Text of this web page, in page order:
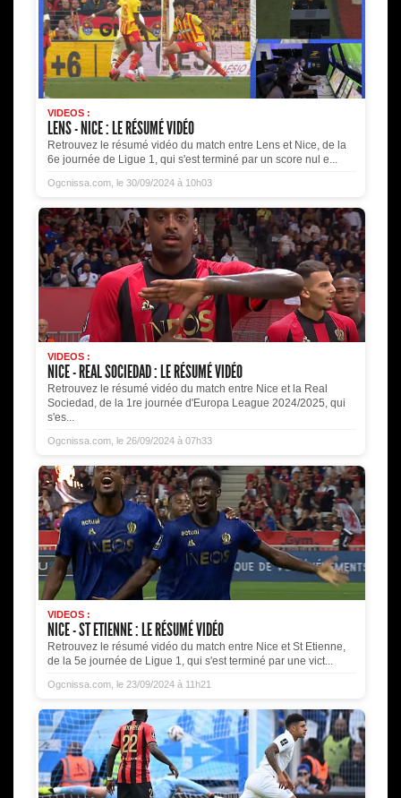
VIDEOS :
LENS - NICE : LE RÉSUMÉ VIDÉO
Retrouvez le résumé vidéo du match entre Lens et Nice, de la
6e journée de Ligue 1, qui s'est terminé par un score nul e...
Ogcnissa.com, le 30/09/2024 à 10h03
VIDEOS :
NICE - REAL SOCIEDAD : LE RÉSUMÉ VIDÉO
Retrouvez le résumé vidéo du match entre Nice et la Real
Sociedad, de la 1re journée d'Europa League 2024/2025, qui
s'es...
Ogcnissa.com, le 26/09/2024 à 07h33
VIDEOS :
NICE - ST ETIENNE : LE RÉSUMÉ VIDÉO
Retrouvez le résumé vidéo du match entre Nice et St Etienne,
de la 5e journée de Ligue 1, qui s'est terminé par une vict...
Ogcnissa.com, le 23/09/2024 à 11h21